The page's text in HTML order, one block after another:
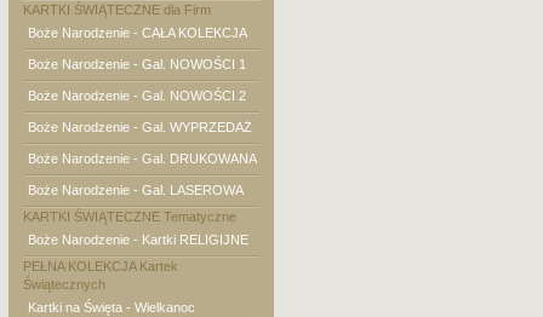
KARTKI ŚWIĄTECZNE dla Firm
Boże Narodzenie - CAŁA KOLEKCJA
Boże Narodzenie - Gal. NOWOŚCI 1
Boże Narodzenie - Gal. NOWOŚCI 2
Boże Narodzenie - Gal. WYPRZEDAŻ
Boże Narodzenie - Gal. DRUKOWANA
Boże Narodzenie - Gal. LASEROWA
KARTKI ŚWIĄTECZNE Tematyczne
Boże Narodzenie - Kartki RELIGIJNE
PEŁNA KOLEKCJA Kartek
Świątecznych
Kartki na Święta - Wielkanoc